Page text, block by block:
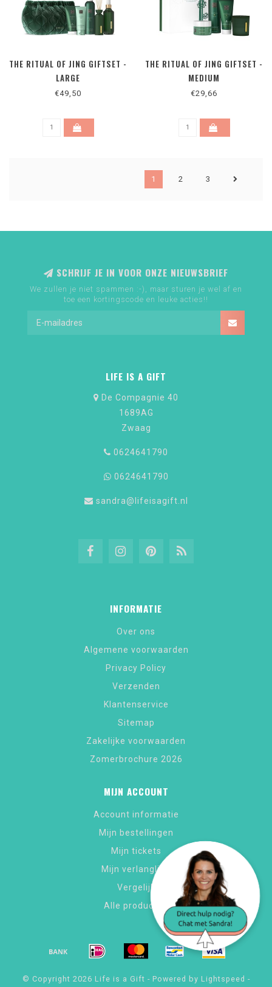
THE RITUAL OF JING GIFTSET -
LARGE
€49,50
THE RITUAL OF JING GIFTSET -
MEDIUM
€29,66
1 2 3
SCHRIJF JE IN VOOR ONZE NIEUWSBRIEF
We zullen je niet spammen :-), maar sturen je wel af en
toe een kortingscode en leuke acties!!
LIFE IS A GIFT
De Compagnie 40
1689AG
Zwaag
0624641790
0624641790
sandra@lifeisagift.nl
INFORMATIE
Over ons
Algemene voorwaarden
Privacy Policy
Verzenden
Klantenservice
Sitemap
Zakelijke voorwaarden
Zomerbrochure 2026
MIJN ACCOUNT
Account informatie
Mijn bestellingen
Mijn tickets
Mijn verlanglijst
Vergelijk
Alle producten
© Copyright 2026 Life is a Gift - Powered by Lightspeed -